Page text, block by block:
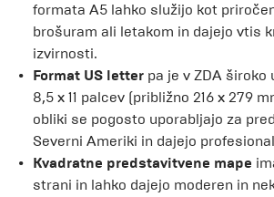
formata A5 lahko služijo kot
brošuram ali letakom in dajejo vtis
izvirnosti.
Format US letter pa je v ZDA široko
8,5 x 11 palcev (približno 216 x 279
obliki se pogosto uporabljajo za
Severni Ameriki in dajejo
Kvadratne predstavitvene mape
strani in lahko dajejo moderen in